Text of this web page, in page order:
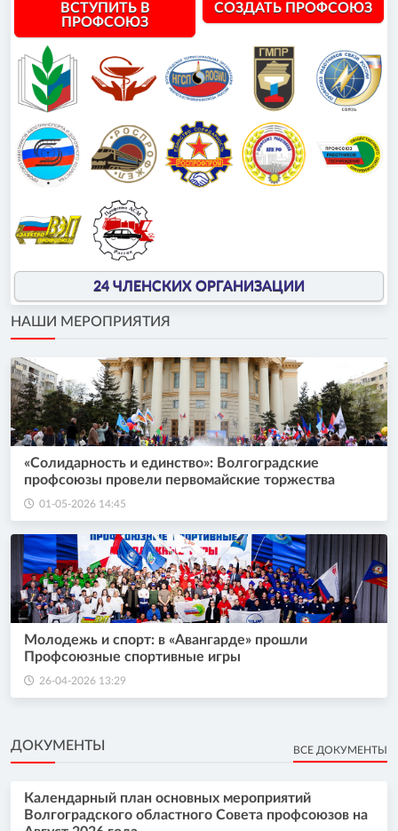
ВСТУПИТЬ В
ПРОФСОЮЗ
СОЗДАТЬ ПРОФСОЮЗ
24 ЧЛЕНСКИХ ОРГАНИЗАЦИИ
НАШИ МЕРОПРИЯТИЯ
«Солидарность и единство»: Волгоградские
профсоюзы провели первомайские торжества
01-05-2026 14:45
Молодежь и спорт: в «Авангарде» прошли
Профсоюзные спортивные игры
26-04-2026 13:29
ДОКУМЕНТЫ ВСЕ ДОКУМЕНТЫ
Календарный план основных мероприятий
Волгоградского областного Совета профсоюзов на